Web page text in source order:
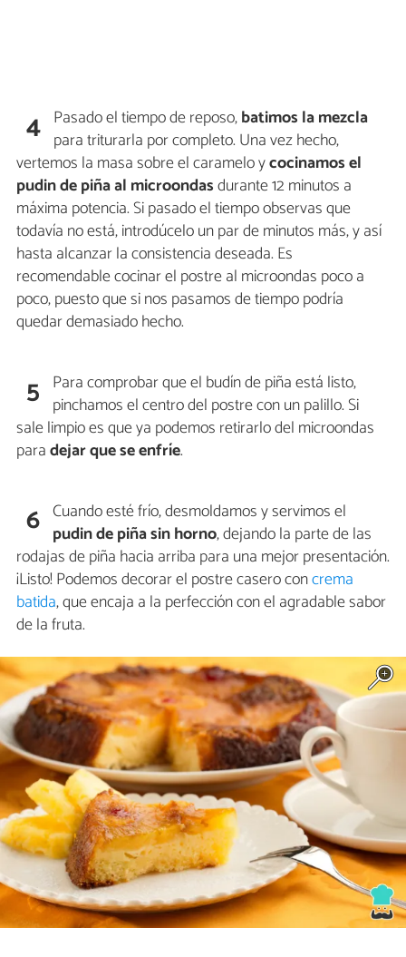
4 Pasado el tiempo de reposo,batimos la mezcla
para triturarla por completo. Una vez hecho,
vertemos la masa sobre el caramelo ycocinamos el
pudin de piña al microondasdurante 12 minutos a
máxima potencia. Si pasado el tiempo observas que
todavía no está, introdúcelo un par de minutos más, y así
hasta alcanzar la consistencia deseada. Es
recomendable cocinar el postre al microondas poco a
poco, puesto que si nos pasamos de tiempo podría
quedar demasiado hecho.
5 Para comprobar que el budín de piña está listo,
pinchamos el centro del postre con un palillo. Si
sale limpio es que ya podemos retirarlo del microondas
paradejar que se enfríe.
6 Cuando esté frío, desmoldamos y servimos el
pudin de piña sin horno, dejando la parte de las
rodajas de piña hacia arriba para una mejor presentación.
¡Listo! Podemos decorar el postre casero concrema
batida, que encaja a la perfección con el agradable sabor
de la fruta.